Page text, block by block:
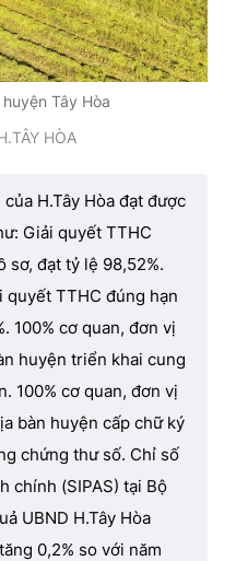
Tây Hòa
HÒA
H.Tây Hòa đạt được
Giải quyết TTHC
sơ, đạt tỷ lệ 98,52%.
quyết TTHC đúng hạn
100% cơ quan, đơn vị
huyện triển khai cung
100% cơ quan, đơn vị
bàn huyện cấp chữ ký
chứng thư số. Chỉ số
chính (SIPAS) tại Bộ
UBND H.Tây Hòa
0,2% so với năm